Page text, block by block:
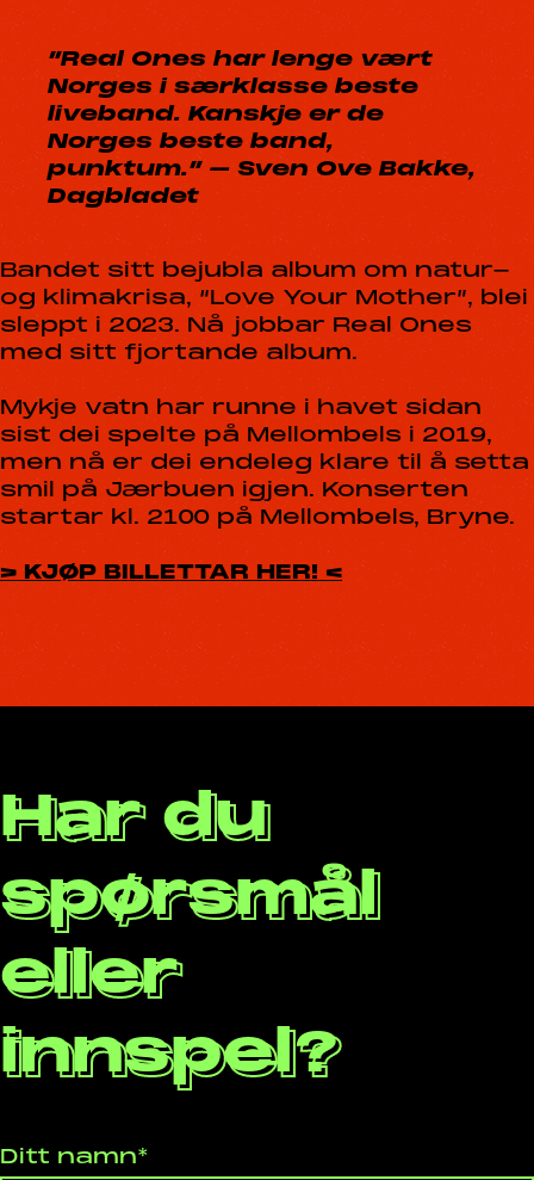
”Real Ones har lenge vært
Norges i særklasse beste
liveband. Kanskje er de
Norges beste band,
punktum.” – Sven Ove Bakke,
Dagbladet
Bandet sitt bejubla album om natur-
og klimakrisa, “Love Your Mother”, blei
sleppt i 2023. Nå jobbar Real Ones
med sitt fjortande album.
Mykje vatn har runne i havet sidan
sist dei spelte på Mellombels i 2019,
men nå er dei endeleg klare til å setta
smil på Jærbuen igjen. Konserten
startar kl. 2100 på Mellombels, Bryne.
> KJØP BILLETTAR HER! <
Har du
spørsmål
eller
innspel?
Ditt namn*